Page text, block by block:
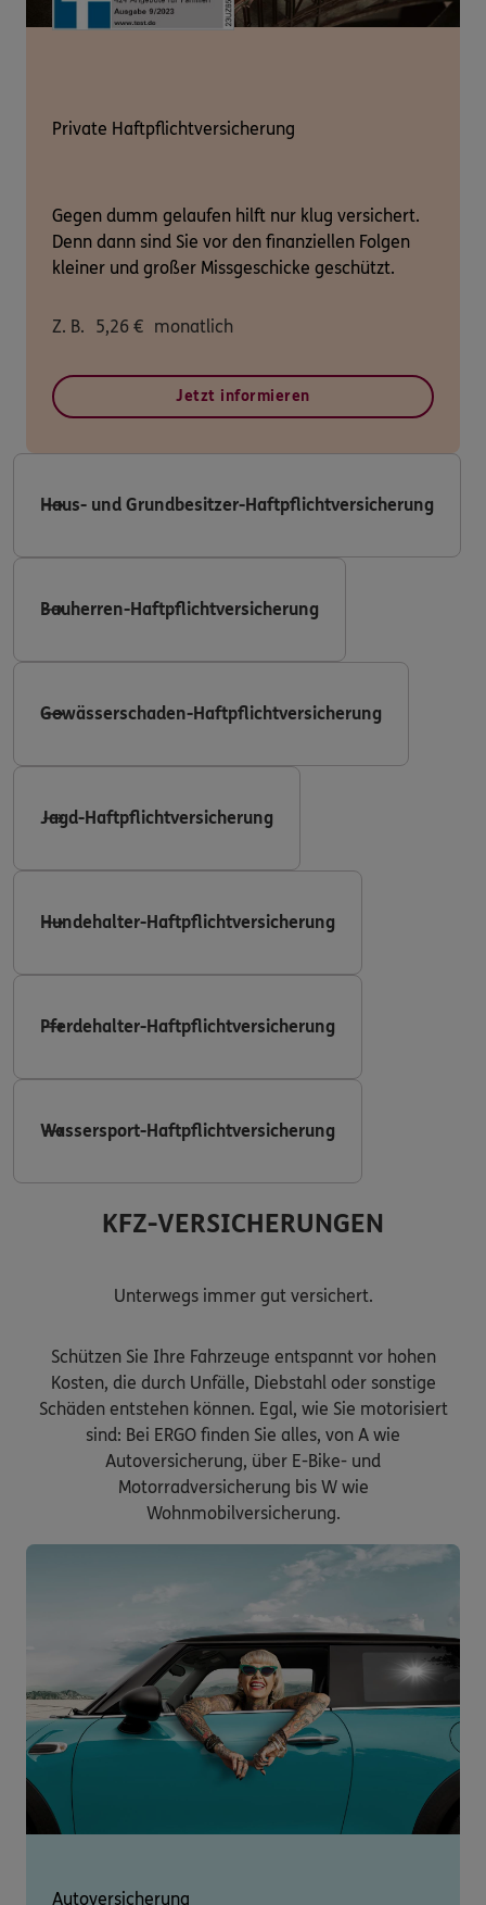
Private Haftpflichtversicherung
Gegen dumm gelaufen hilft nur klug versichert.
Denn dann sind Sie vor den finanziellen Folgen
kleiner und großer Missgeschicke geschützt.
Z. B. 5,26 € monatlich
Jetzt informieren
Haus- und Grundbesitzer-Haftpflichtversicherung
Bauherren-Haftpflichtversicherung
Gewässerschaden-Haftpflichtversicherung
Jagd-Haftpflichtversicherung
Hundehalter-Haftpflichtversicherung
Pferdehalter-Haftpflichtversicherung
Wassersport-Haftpflichtversicherung
KFZ-VERSICHERUNGEN
Unterwegs immer gut versichert.
Schützen Sie Ihre Fahrzeuge entspannt vor hohen
Kosten, die durch Unfälle, Diebstahl oder sonstige
Schäden entstehen können. Egal, wie Sie motorisiert
sind: Bei ERGO finden Sie alles, von A wie
Autoversicherung, über E-Bike- und
Motorradversicherung bis W wie
Wohnmobilversicherung.
Autoversicherung